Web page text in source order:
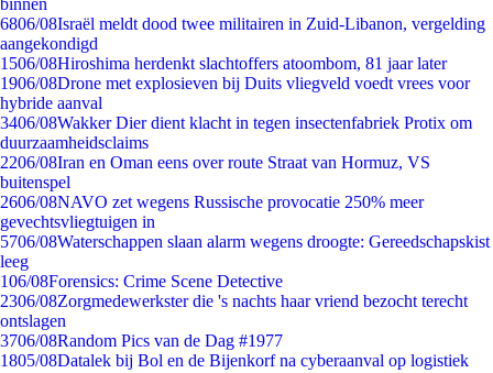
binnen
6806/08Israël meldt dood twee militairen in Zuid-Libanon, vergelding
aangekondigd
1506/08Hiroshima herdenkt slachtoffers atoombom, 81 jaar later
1906/08Drone met explosieven bij Duits vliegveld voedt vrees voor
hybride aanval
3406/08Wakker Dier dient klacht in tegen insectenfabriek Protix om
duurzaamheidsclaims
2206/08Iran en Oman eens over route Straat van Hormuz, VS
buitenspel
2606/08NAVO zet wegens Russische provocatie 250% meer
gevechtsvliegtuigen in
5706/08Waterschappen slaan alarm wegens droogte: Gereedschapskist
leeg
106/08Forensics: Crime Scene Detective
2306/08Zorgmedewerkster die 's nachts haar vriend bezocht terecht
ontslagen
3706/08Random Pics van de Dag #1977
1805/08Datalek bij Bol en de Bijenkorf na cyberaanval op logistiek